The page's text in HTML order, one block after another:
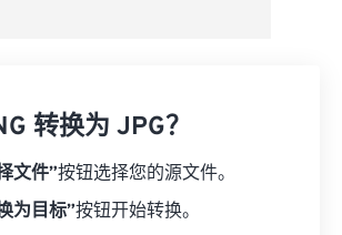
转换为 JPG？
文件”按钮选择您的源文件。
为目标”按钮开始转换。